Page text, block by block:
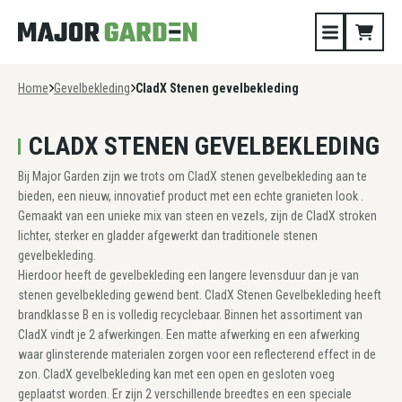
Home Gevelbekleding CladX Stenen gevelbekleding
CLADX STENEN GEVELBEKLEDING
Bij Major Garden zijn we trots om CladX stenen gevelbekleding aan te
bieden, een nieuw, innovatief product met een echte granieten look .
Gemaakt van een unieke mix van steen en vezels, zijn de CladX stroken
lichter, sterker en gladder afgewerkt dan traditionele stenen
gevelbekleding.
Hierdoor heeft de gevelbekleding een langere levensduur dan je van
stenen gevelbekleding gewend bent. CladX Stenen Gevelbekleding heeft
brandklasse B en is volledig recyclebaar. Binnen het assortiment van
CladX vindt je 2 afwerkingen. Een matte afwerking en een afwerking
waar glinsterende materialen zorgen voor een reflecterend effect in de
zon. CladX gevelbekleding kan met een open en gesloten voeg
geplaatst worden. Er zijn 2 verschillende breedtes en een speciale